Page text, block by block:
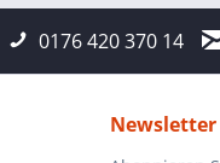
0176 420 370 14
Newsletter